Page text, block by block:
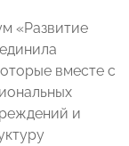
«Развитие
вместе с
и